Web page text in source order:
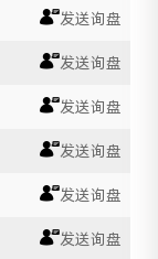
发送询盘
发送询盘
发送询盘
发送询盘
发送询盘
发送询盘